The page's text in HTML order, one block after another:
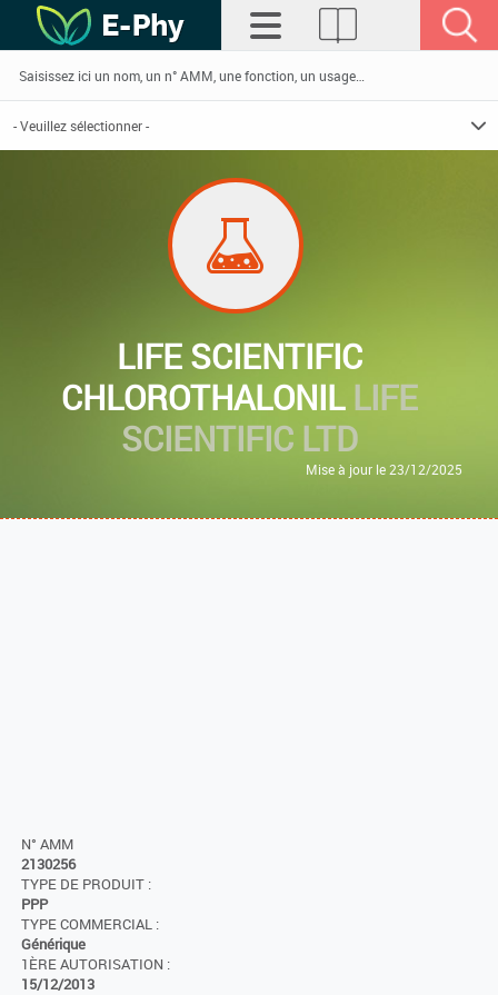
LIFE SCIENTIFIC
CHLOROTHALONILLIFE
SCIENTIFIC LTD
Mise à jour le 23/12/2025
N° AMM
2130256
TYPE DE PRODUIT :
PPP
TYPE COMMERCIAL :
Générique
1ÈRE AUTORISATION :
15/12/2013